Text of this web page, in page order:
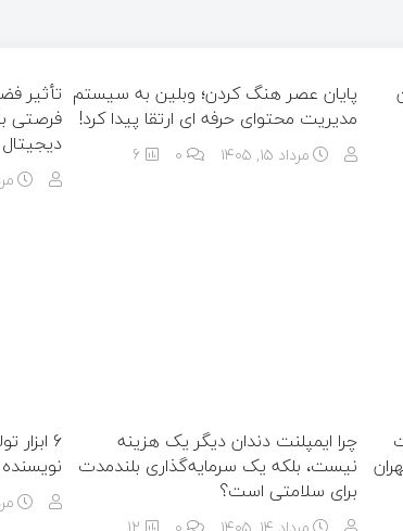
پایان عصر هنگ کردن؛ وبلین به سیستم
مدیریت محتوای حرفه ای ارتقا پیدا کرد!
مرداد ۱۵, ۱۴۰۵ 0
6
تأثیر
فرصتی
دیجیتال
چرا ایمپلنت دندان دیگر یک هزینه
نیست، بلکه یک سرمایه‌گذاری بلندمدت
برای سلامتی است؟
6